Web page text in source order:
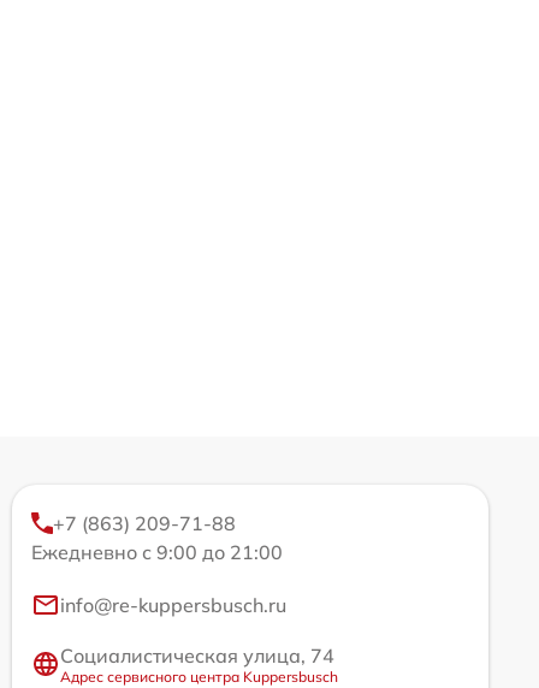
+7 (863) 209-71-88
Ежедневно с 9:00 до 21:00
info@re-kuppersbusch.ru
Социалистическая улица, 74
Адрес сервисного центра Kuppersbusch